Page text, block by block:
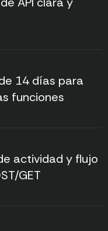
14 días para
funciones
actividad y flujo
GET